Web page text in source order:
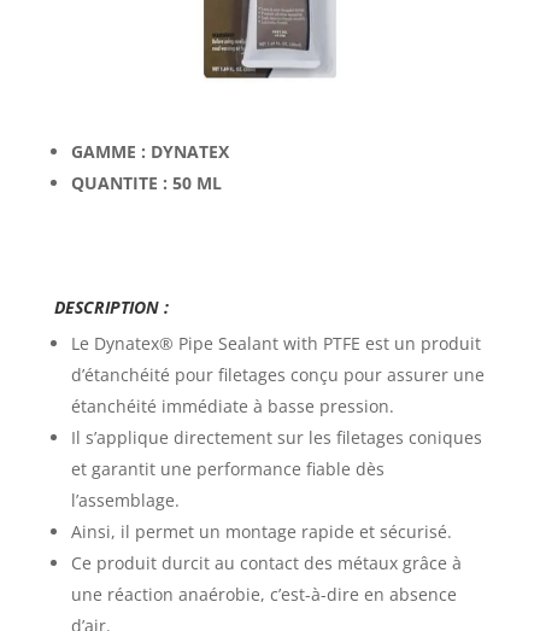
GAMME : DYNATEX
QUANTITE : 50 ML
DESCRIPTION :
Le Dynatex® Pipe Sealant with PTFE est un produit
d’étanchéité pour filetages conçu pour assurer une
étanchéité immédiate à basse pression.
Il s’applique directement sur les filetages coniques
et garantit une performance fiable dès
l’assemblage.
Ainsi, il permet un montage rapide et sécurisé.
Ce produit durcit au contact des métaux grâce à
une réaction anaérobie, c’est-à-dire en absence
d’air.